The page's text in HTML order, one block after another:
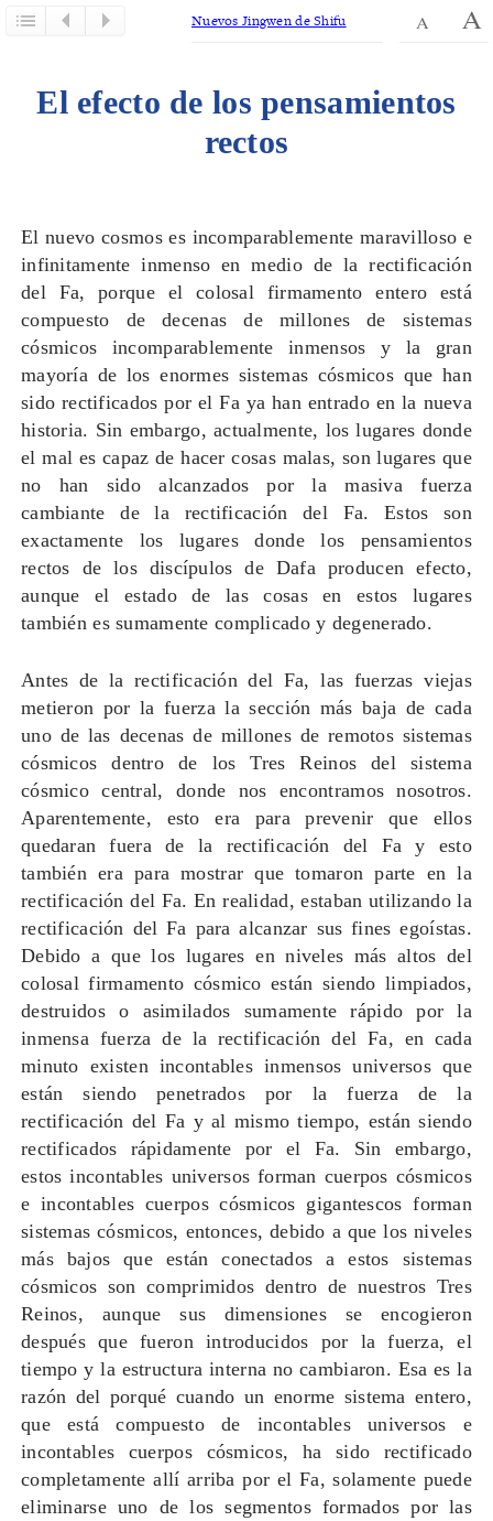
Nuevos Jingwen de Shifu
El efecto de los pensamientos
rectos
El nuevo cosmos es incomparablemente maravilloso e
infinitamente inmenso en medio de la rectificación
del Fa, porque el colosal firmamento entero está
compuesto de decenas de millones de sistemas
cósmicos incomparablemente inmensos y la gran
mayoría de los enormes sistemas cósmicos que han
sido rectificados por el Fa ya han entrado en la nueva
historia. Sin embargo, actualmente, los lugares donde
el mal es capaz de hacer cosas malas, son lugares que
no han sido alcanzados por la masiva fuerza
cambiante de la rectificación del Fa. Estos son
exactamente los lugares donde los pensamientos
rectos de los discípulos de Dafa producen efecto,
aunque el estado de las cosas en estos lugares
también es sumamente complicado y degenerado.
Antes de la rectificación del Fa, las fuerzas viejas
metieron por la fuerza la sección más baja de cada
uno de las decenas de millones de remotos sistemas
cósmicos dentro de los Tres Reinos del sistema
cósmico central, donde nos encontramos nosotros.
Aparentemente, esto era para prevenir que ellos
quedaran fuera de la rectificación del Fa y esto
también era para mostrar que tomaron parte en la
rectificación del Fa. En realidad, estaban utilizando la
rectificación del Fa para alcanzar sus fines egoístas.
Debido a que los lugares en niveles más altos del
colosal firmamento cósmico están siendo limpiados,
destruidos o asimilados sumamente rápido por la
inmensa fuerza de la rectificación del Fa, en cada
minuto existen incontables inmensos universos que
están siendo penetrados por la fuerza de la
rectificación del Fa y al mismo tiempo, están siendo
rectificados rápidamente por el Fa. Sin embargo,
estos incontables universos forman cuerpos cósmicos
e incontables cuerpos cósmicos gigantescos forman
sistemas cósmicos, entonces, debido a que los niveles
más bajos que están conectados a estos sistemas
cósmicos son comprimidos dentro de nuestros Tres
Reinos, aunque sus dimensiones se encogieron
después que fueron introducidos por la fuerza, el
tiempo y la estructura interna no cambiaron. Esa es la
razón del porqué cuando un enorme sistema entero,
que está compuesto de incontables universos e
incontables cuerpos cósmicos, ha sido rectificado
completamente allí arriba por el Fa, solamente puede
eliminarse uno de los segmentos formados por las